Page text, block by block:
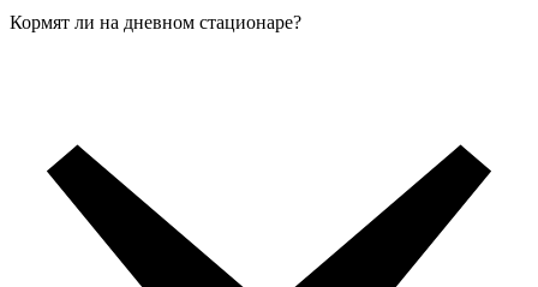
Кормят ли на дневном стационаре?